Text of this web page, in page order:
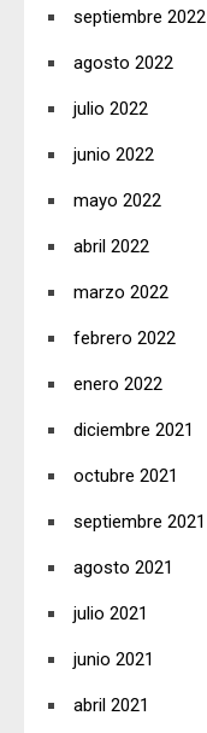
septiembre 2022
agosto 2022
julio 2022
junio 2022
mayo 2022
abril 2022
marzo 2022
febrero 2022
enero 2022
diciembre 2021
octubre 2021
septiembre 2021
agosto 2021
julio 2021
junio 2021
abril 2021